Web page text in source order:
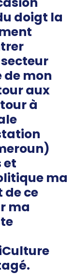
doigt la
de mon
aux
à
et
ma
ce
ma